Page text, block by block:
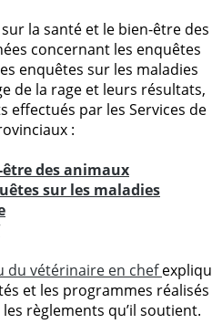
la santé et le bien-être des
concernant les enquêtes
enquêtes sur les maladies
de la rage et leurs résultats,
effectués par les Services de
:
des animaux
sur les maladies
du vétérinaire en chef
et les programmes réalisés
règlements qu’il soutient.